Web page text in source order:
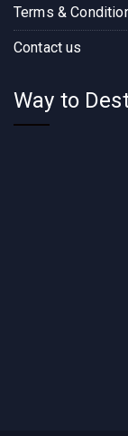
Terms &
Contact us
Way to